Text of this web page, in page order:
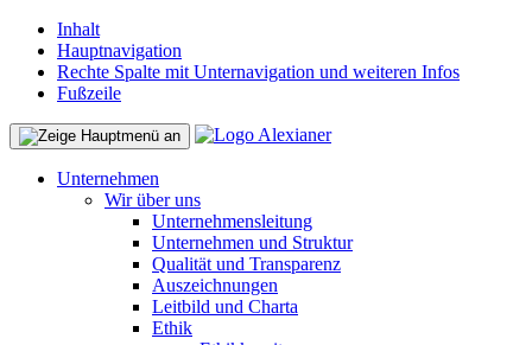
Inhalt
Hauptnavigation
Rechte Spalte mit Unternavigation und weiteren Infos
Fußzeile
Unternehmen
Wir über uns
Unternehmensleitung
Unternehmen und Struktur
Qualität und Transparenz
Auszeichnungen
Leitbild und Charta
Ethik